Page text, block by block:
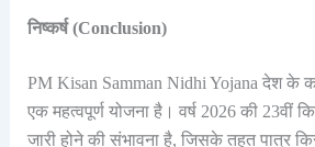
निष्कर्ष (Conclusion)
PM Kisan Samman Nidhi Yojana देश के
एक महत्वपूर्ण योजना है। वर्ष 2026 की 23वीं
जारी होने की संभावना है, जिसके तहत पात्र